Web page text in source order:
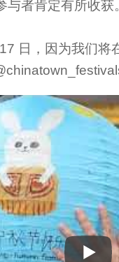
者肯定有所收获
日，因为我们